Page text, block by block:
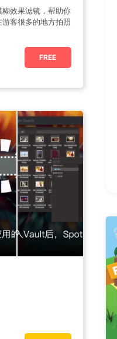
效果滤镜，帮助你
客很多的地方拍照
FREE